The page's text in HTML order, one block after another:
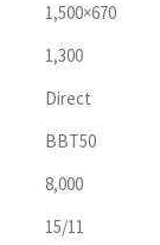
1,500×670
1,300
Direct
BBT50
8,000
15/11